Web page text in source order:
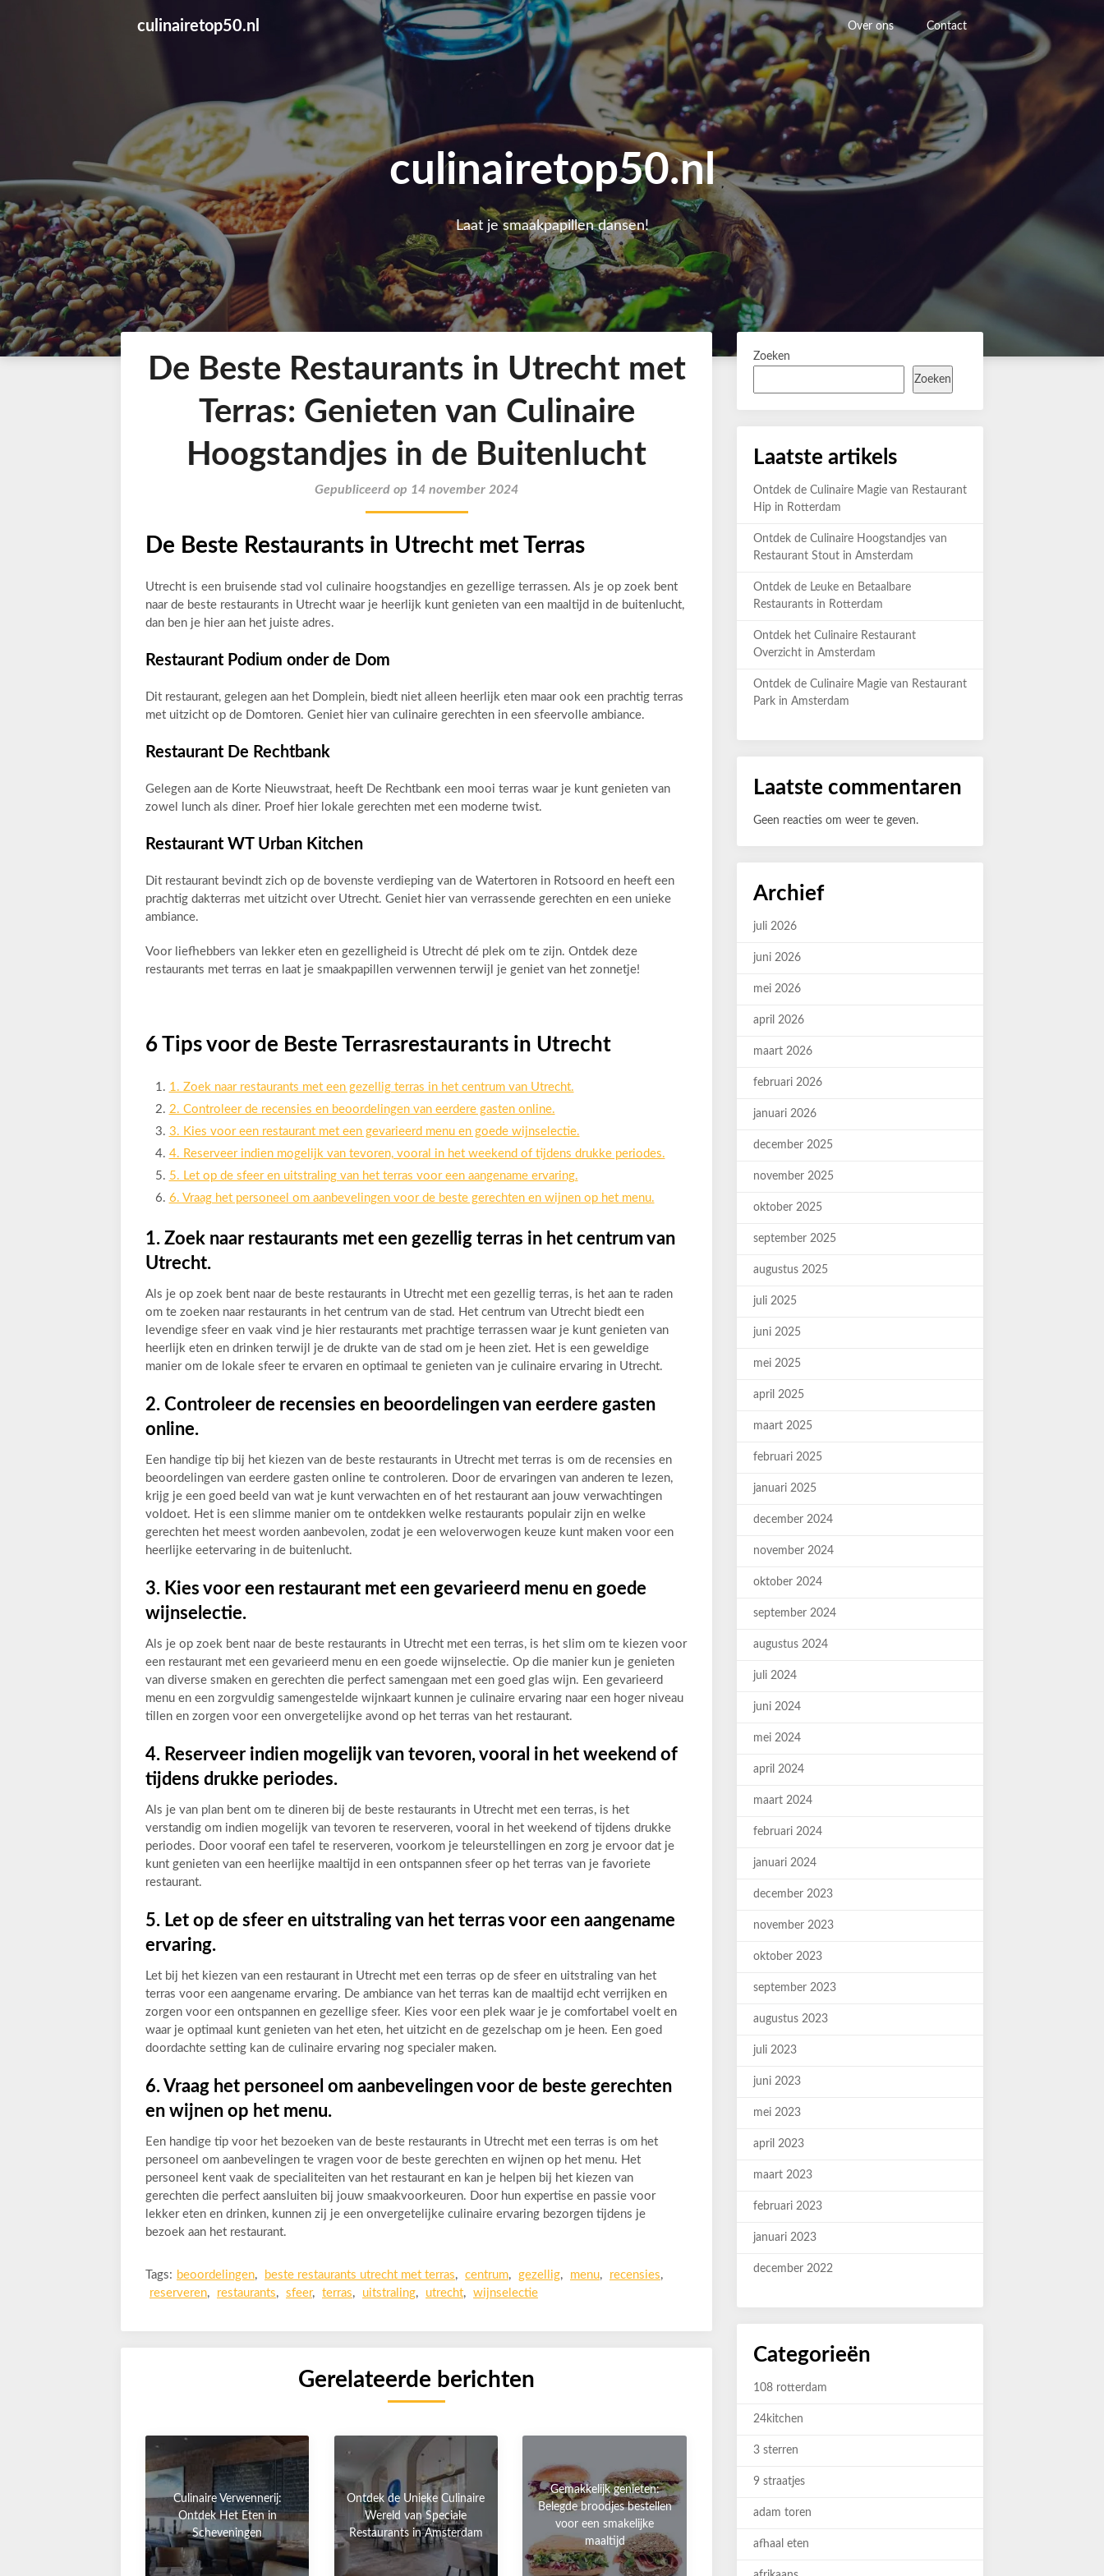
culinairetop50.nl Over ons Contact
culinairetop50.nl
Laat je smaakpapillen dansen!
De Beste Restaurants in Utrecht met
Terras: Genieten van Culinaire
Hoogstandjes in de Buitenlucht
Gepubliceerd op 14 november 2024
De Beste Restaurants in Utrecht met Terras
Utrecht is een bruisende stad vol culinaire hoogstandjes en gezellige terrassen. Als je op zoek bent
naar de beste restaurants in Utrecht waar je heerlijk kunt genieten van een maaltijd in de buitenlucht,
dan ben je hier aan het juiste adres.
Restaurant Podium onder de Dom
Dit restaurant, gelegen aan het Domplein, biedt niet alleen heerlijk eten maar ook een prachtig terras
met uitzicht op de Domtoren. Geniet hier van culinaire gerechten in een sfeervolle ambiance.
Restaurant De Rechtbank
Gelegen aan de Korte Nieuwstraat, heeft De Rechtbank een mooi terras waar je kunt genieten van
zowel lunch als diner. Proef hier lokale gerechten met een moderne twist.
Restaurant WT Urban Kitchen
Dit restaurant bevindt zich op de bovenste verdieping van de Watertoren in Rotsoord en heeft een
prachtig dakterras met uitzicht over Utrecht. Geniet hier van verrassende gerechten en een unieke
ambiance.
Voor liefhebbers van lekker eten en gezelligheid is Utrecht dé plek om te zijn. Ontdek deze
restaurants met terras en laat je smaakpapillen verwennen terwijl je geniet van het zonnetje!
6 Tips voor de Beste Terrasrestaurants in Utrecht
1. Zoek naar restaurants met een gezellig terras in het centrum van Utrecht.
2. Controleer de recensies en beoordelingen van eerdere gasten online.
3. Kies voor een restaurant met een gevarieerd menu en goede wijnselectie.
4. Reserveer indien mogelijk van tevoren, vooral in het weekend of tijdens drukke periodes.
5. Let op de sfeer en uitstraling van het terras voor een aangename ervaring.
6. Vraag het personeel om aanbevelingen voor de beste gerechten en wijnen op het menu.
1. Zoek naar restaurants met een gezellig terras in het centrum van
Utrecht.
Als je op zoek bent naar de beste restaurants in Utrecht met een gezellig terras, is het aan te raden
om te zoeken naar restaurants in het centrum van de stad. Het centrum van Utrecht biedt een
levendige sfeer en vaak vind je hier restaurants met prachtige terrassen waar je kunt genieten van
heerlijk eten en drinken terwijl je de drukte van de stad om je heen ziet. Het is een geweldige
manier om de lokale sfeer te ervaren en optimaal te genieten van je culinaire ervaring in Utrecht.
2. Controleer de recensies en beoordelingen van eerdere gasten
online.
Een handige tip bij het kiezen van de beste restaurants in Utrecht met terras is om de recensies en
beoordelingen van eerdere gasten online te controleren. Door de ervaringen van anderen te lezen,
krijg je een goed beeld van wat je kunt verwachten en of het restaurant aan jouw verwachtingen
voldoet. Het is een slimme manier om te ontdekken welke restaurants populair zijn en welke
gerechten het meest worden aanbevolen, zodat je een weloverwogen keuze kunt maken voor een
heerlijke eetervaring in de buitenlucht.
3. Kies voor een restaurant met een gevarieerd menu en goede
wijnselectie.
Als je op zoek bent naar de beste restaurants in Utrecht met een terras, is het slim om te kiezen voor
een restaurant met een gevarieerd menu en een goede wijnselectie. Op die manier kun je genieten
van diverse smaken en gerechten die perfect samengaan met een goed glas wijn. Een gevarieerd
menu en een zorgvuldig samengestelde wijnkaart kunnen je culinaire ervaring naar een hoger niveau
tillen en zorgen voor een onvergetelijke avond op het terras van het restaurant.
4. Reserveer indien mogelijk van tevoren, vooral in het weekend of
tijdens drukke periodes.
Als je van plan bent om te dineren bij de beste restaurants in Utrecht met een terras, is het
verstandig om indien mogelijk van tevoren te reserveren, vooral in het weekend of tijdens drukke
periodes. Door vooraf een tafel te reserveren, voorkom je teleurstellingen en zorg je ervoor dat je
kunt genieten van een heerlijke maaltijd in een ontspannen sfeer op het terras van je favoriete
restaurant.
5. Let op de sfeer en uitstraling van het terras voor een aangename
ervaring.
Let bij het kiezen van een restaurant in Utrecht met een terras op de sfeer en uitstraling van het
terras voor een aangename ervaring. De ambiance van het terras kan de maaltijd echt verrijken en
zorgen voor een ontspannen en gezellige sfeer. Kies voor een plek waar je je comfortabel voelt en
waar je optimaal kunt genieten van het eten, het uitzicht en de gezelschap om je heen. Een goed
doordachte setting kan de culinaire ervaring nog specialer maken.
6. Vraag het personeel om aanbevelingen voor de beste gerechten
en wijnen op het menu.
Een handige tip voor het bezoeken van de beste restaurants in Utrecht met een terras is om het
personeel om aanbevelingen te vragen voor de beste gerechten en wijnen op het menu. Het
personeel kent vaak de specialiteiten van het restaurant en kan je helpen bij het kiezen van
gerechten die perfect aansluiten bij jouw smaakvoorkeuren. Door hun expertise en passie voor
lekker eten en drinken, kunnen zij je een onvergetelijke culinaire ervaring bezorgen tijdens je
bezoek aan het restaurant.
Tags: beoordelingen, beste restaurants utrecht met terras, centrum, gezellig, menu, recensies,
reserveren, restaurants, sfeer, terras, uitstraling, utrecht, wijnselectie
Gerelateerde berichten
Culinaire Verwennerij:
Ontdek Het Eten in
Scheveningen
Ontdek de Unieke Culinaire
Wereld van Speciale
Restaurants in Amsterdam
Gemakkelijk genieten:
Belegde broodjes bestellen
voor een smakelijke
maaltijd
Zoeken
Zoeken
Laatste artikels
Ontdek de Culinaire Magie van Restaurant
Hip in Rotterdam
Ontdek de Culinaire Hoogstandjes van
Restaurant Stout in Amsterdam
Ontdek de Leuke en Betaalbare
Restaurants in Rotterdam
Ontdek het Culinaire Restaurant
Overzicht in Amsterdam
Ontdek de Culinaire Magie van Restaurant
Park in Amsterdam
Laatste commentaren
Geen reacties om weer te geven.
Archief
juli 2026
juni 2026
mei 2026
april 2026
maart 2026
februari 2026
januari 2026
december 2025
november 2025
oktober 2025
september 2025
augustus 2025
juli 2025
juni 2025
mei 2025
april 2025
maart 2025
februari 2025
januari 2025
december 2024
november 2024
oktober 2024
september 2024
augustus 2024
juli 2024
juni 2024
mei 2024
april 2024
maart 2024
februari 2024
januari 2024
december 2023
november 2023
oktober 2023
september 2023
augustus 2023
juli 2023
juni 2023
mei 2023
april 2023
maart 2023
februari 2023
januari 2023
december 2022
Categorieën
108 rotterdam
24kitchen
3 sterren
9 straatjes
adam toren
afhaal eten